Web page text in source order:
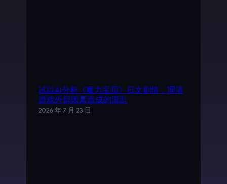
试以AI分析《魔力宝贝》日文剧情，理清
游戏外部因素造成的混乱
2026 年 7 月 23 日